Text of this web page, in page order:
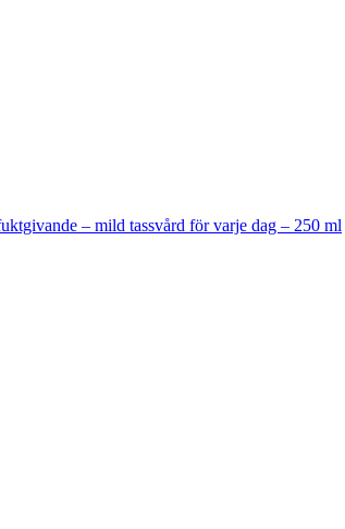
– mild tassvård för varje dag – 250 ml